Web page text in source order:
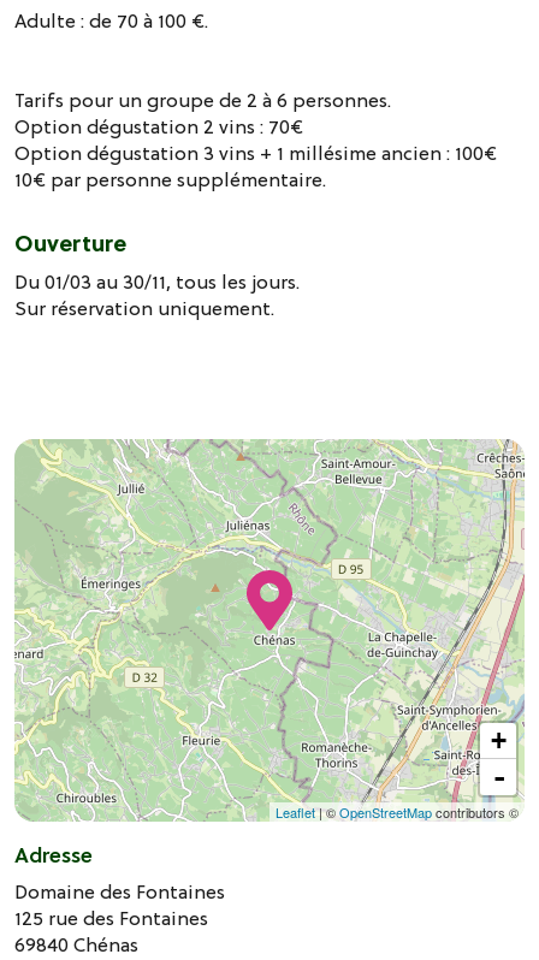
Adulte : de 70 à 100 €.
Tarifs pour un groupe de 2 à 6 personnes.
Option dégustation 2 vins : 70€
Option dégustation 3 vins + 1 millésime ancien : 100€
10€ par personne supplémentaire.
Ouverture
Du 01/03 au 30/11, tous les jours.
Sur réservation uniquement.
+
-
Leaflet| ©OpenStreetMapcontributors ©
Adresse
Domaine des Fontaines
125 rue des Fontaines
69840Chénas